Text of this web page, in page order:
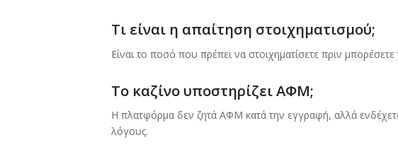
Τι είναι η απαίτηση στοιχηματισμού;
Είναι το ποσό που πρέπει να στοιχηματίσετε πριν
Το καζίνο υποστηρίζει ΑΦΜ;
Η πλατφόρμα δεν ζητά ΑΦΜ κατά την εγγραφή, αλλά
λόγους.